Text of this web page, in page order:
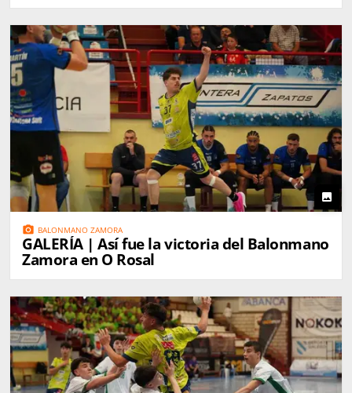
photo
photo_camera BALONMANO ZAMORA
GALERÍA | Así fue la victoria del Balonmano
Zamora en O Rosal